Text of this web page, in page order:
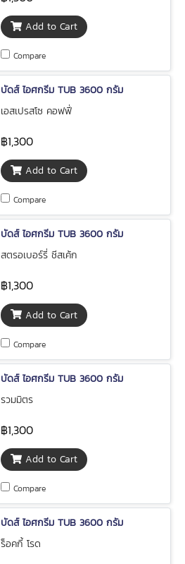
Add to Cart
Compare
บัดส์ ไอศกรีม TUB 3600 กรัม
เอสเปรสโซ คอฟฟี่
฿1,300
Add to Cart
Compare
บัดส์ ไอศกรีม TUB 3600 กรัม
สตรอเบอร์รี่ ชีสเค้ก
฿1,300
Add to Cart
Compare
บัดส์ ไอศกรีม TUB 3600 กรัม
รวมมิตร
฿1,300
Add to Cart
Compare
บัดส์ ไอศกรีม TUB 3600 กรัม
ร็อคกี้ โรด